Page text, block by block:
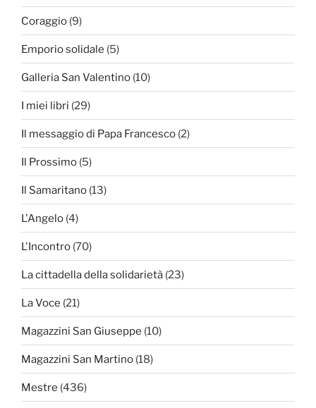
Coraggio (9)
Emporio solidale (5)
Galleria San Valentino (10)
I miei libri (29)
Il messaggio di Papa Francesco (2)
Il Prossimo (5)
Il Samaritano (13)
L'Angelo (4)
L'Incontro (70)
La cittadella della solidarietà (23)
La Voce (21)
Magazzini San Giuseppe (10)
Magazzini San Martino (18)
Mestre (436)